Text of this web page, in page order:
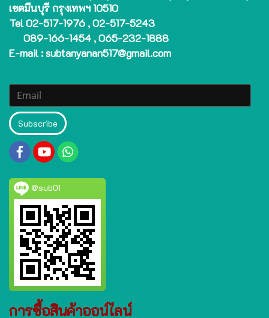
เขตมีนบุรี กรุงเทพฯ 10510
Tel 02-517-1976 , 02-517-5243
089-166-1454 , 065-232-1888
E-mail : subtanyanan517@gmail.com
Subscribe
@sub01
การซื้อสินค้าออน์ไลน์